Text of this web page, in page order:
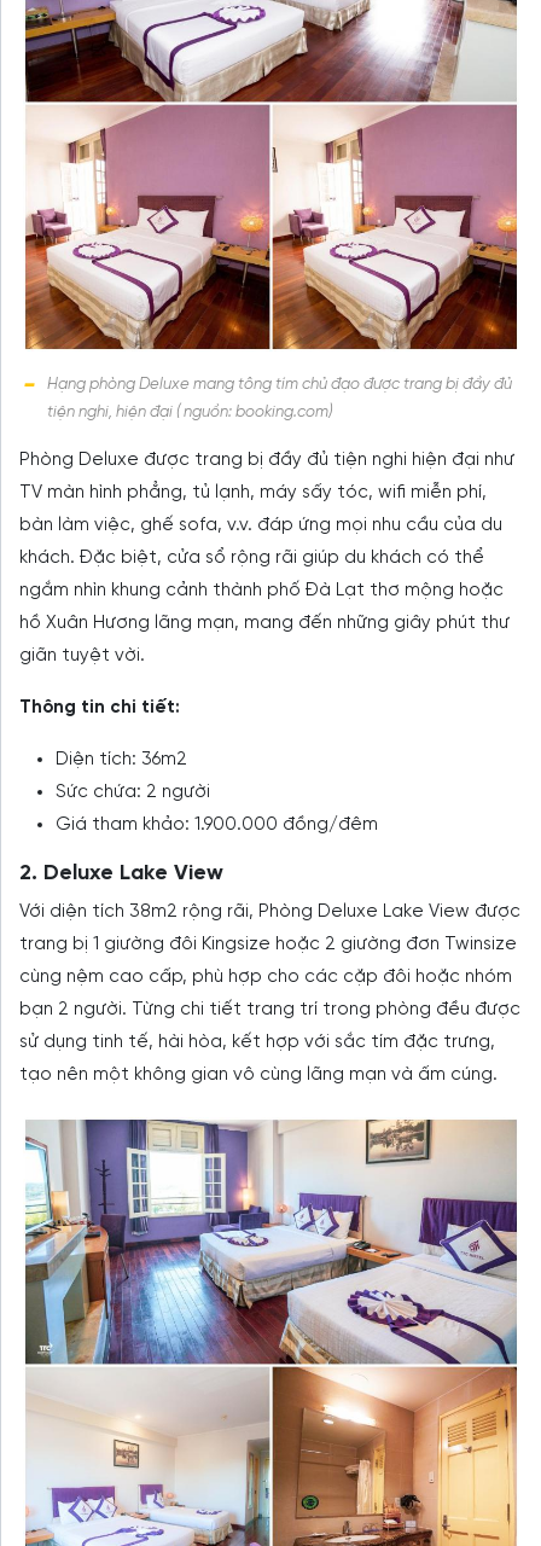
Hạng phòng Deluxe mang tông tím chủ đạo được trang bị đầy đủ
tiện nghi, hiện đại ( nguồn: booking.com)
Phòng Deluxe được trang bị đầy đủ tiện nghi hiện đại như
TV màn hình phẳng, tủ lạnh, máy sấy tóc, wifi miễn phí,
bàn làm việc, ghế sofa, v.v. đáp ứng mọi nhu cầu của du
khách. Đặc biệt, cửa sổ rộng rãi giúp du khách có thể
ngắm nhìn khung cảnh thành phố Đà Lạt thơ mộng hoặc
hồ Xuân Hương lãng mạn, mang đến những giây phút thư
giãn tuyệt vời.
Thông tin chi tiết:
Diện tích: 36m2
Sức chứa: 2 người
Giá tham khảo: 1.900.000 đồng/đêm
2. Deluxe Lake View
Với diện tích 38m2 rộng rãi, Phòng Deluxe Lake View được
trang bị 1 giường đôi Kingsize hoặc 2 giường đơn Twinsize
cùng nệm cao cấp, phù hợp cho các cặp đôi hoặc nhóm
bạn 2 người. Từng chi tiết trang trí trong phòng đều được
sử dụng tinh tế, hài hòa, kết hợp với sắc tím đặc trưng,
tạo nên một không gian vô cùng lãng mạn và ấm cúng.